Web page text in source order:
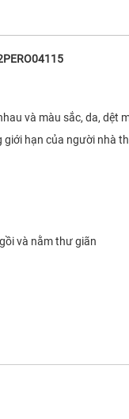
và màu sắc, da, dệt
hạn của người nhà
và nằm thư giãn